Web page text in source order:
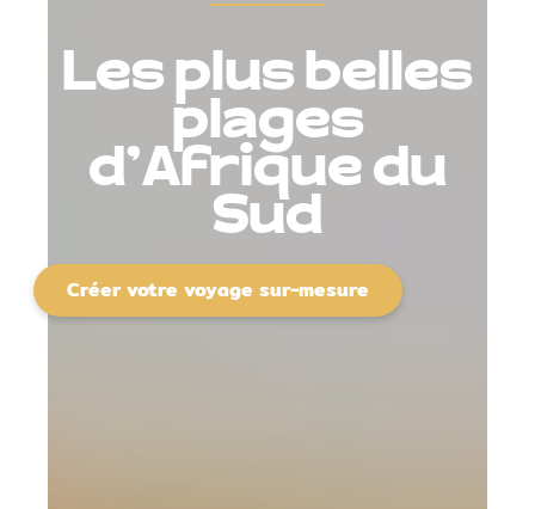
Les plus belles
plages
d'Afrique du
Sud
Créer votre voyage sur-mesure